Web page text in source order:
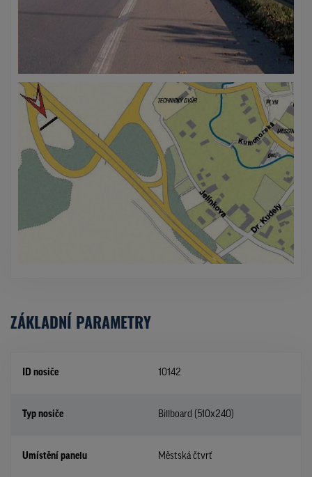
ZÁKLADNÍ PARAMETRY
ID nosiče 10142
Typ nosiče Billboard (510x240)
Umístění panelu Městská čtvrť